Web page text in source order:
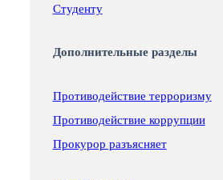
Студенту
Дополнительные разделы
Противодействие терроризму
Противодействие коррупции
Прокурор разъясняет